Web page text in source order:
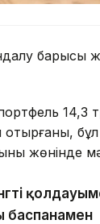
барысы
14,3
отырғаны,
жөнінде
баспанамен